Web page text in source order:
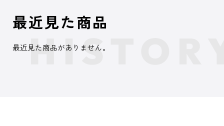
最近見た商品
最近見た商品がありません。